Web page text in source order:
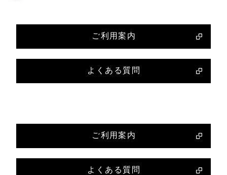
ご利用案内
よくある質問
ご利用案内
よくある質問